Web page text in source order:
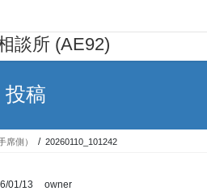
談所 (AE92)
投稿
席側） 20260110_101242
01/13 owner